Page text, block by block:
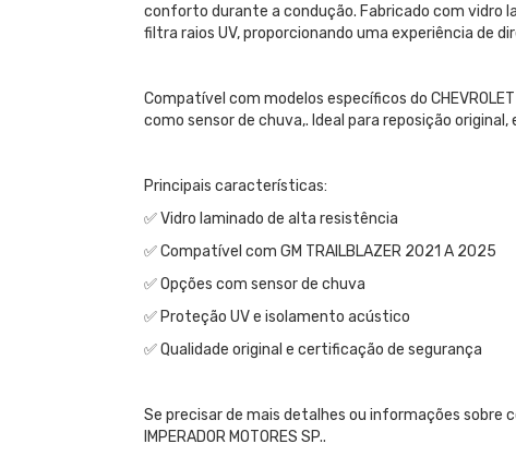
conforto durante a condução. Fabricado com vidro
filtra raios UV, proporcionando uma experiência de
Compatível com modelos específicos do
como sensor de chuva,. Ideal para reposição
Principais características:
✅ Vidro laminado de alta resistência
✅ Compatível com GM TRAILBLAZER 2021 A 2025
✅ Opções com sensor de chuva
✅ Proteção UV e isolamento acústico
✅ Qualidade original e certificação de segurança
Se precisar de mais detalhes ou informações sobre
IMPERADOR MOTORES SP..